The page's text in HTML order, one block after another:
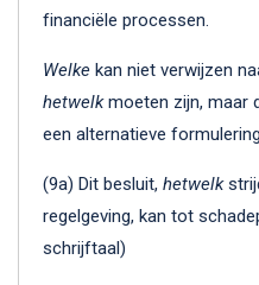
financiële processen.
Welke kan niet verwijzen
hetwelkmoeten zijn, maar
een alternatieve
(9a) Dit besluit, hetwelk
regelgeving, kan tot
schrijftaal)